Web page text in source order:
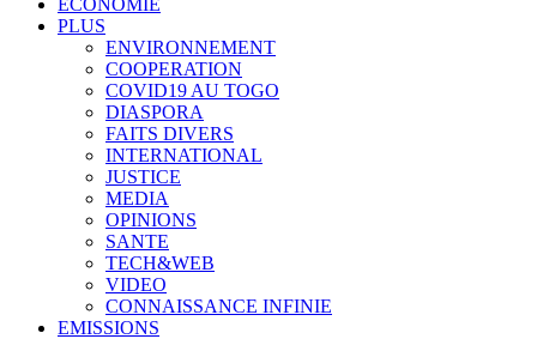
ECONOMIE
PLUS
ENVIRONNEMENT
COOPERATION
COVID19 AU TOGO
DIASPORA
FAITS DIVERS
INTERNATIONAL
JUSTICE
MEDIA
OPINIONS
SANTE
TECH&WEB
VIDEO
CONNAISSANCE INFINIE
EMISSIONS